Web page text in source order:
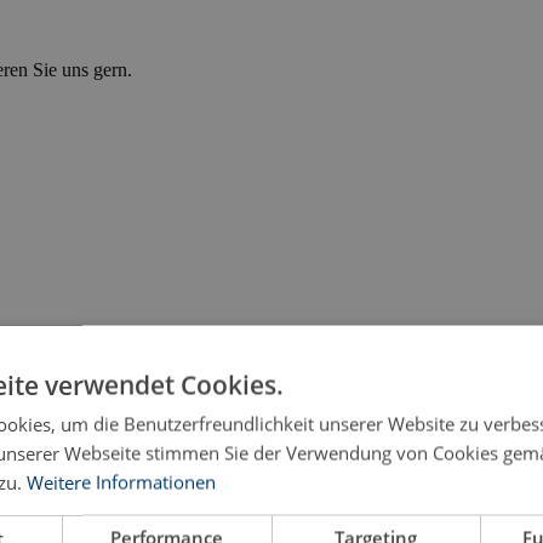
Sie uns gern.
based on Insights about People with Rare
verwendet Cookies.
um die Benutzerfreundlichkeit unserer Website zu
Webseite stimmen Sie der Verwendung von Cookies
Weitere Informationen
Performance Targeting